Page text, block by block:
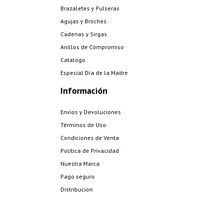
Brazaletes y Pulseras
Agujas y Broches
Cadenas y Sirgas
Anillos de Compromiso
Catalogo
Especial Día de la Madre
Información
Envios y Devoluciones
Términos de Uso
Condiciones de Venta
Politica de Privacidad
Nuestra Marca
Pago seguro
Distribucion